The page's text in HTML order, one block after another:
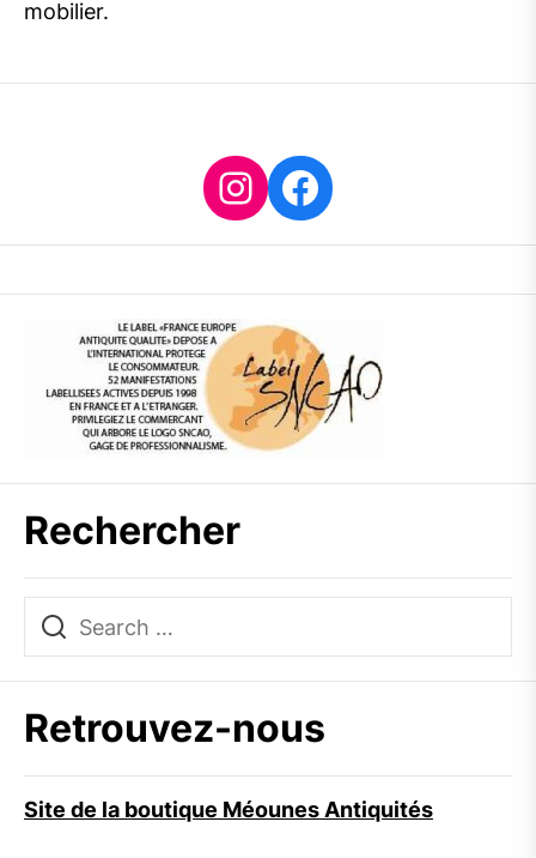
mobilier.
Instagram
Facebook
Rechercher
Retrouvez-nous
Site de la boutique Méounes Antiquités